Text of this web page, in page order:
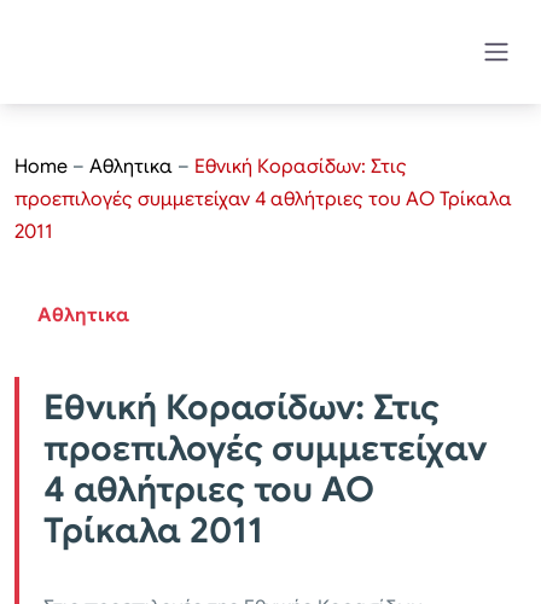
Home – Αθλητικα – Εθνική Κορασίδων: Στις
προεπιλογές συμμετείχαν 4 αθλήτριες του ΑΟ Τρίκαλα
2011
Αθλητικα
Εθνική Κορασίδων: Στις
προεπιλογές συμμετείχαν
4 αθλήτριες του ΑΟ
Τρίκαλα 2011